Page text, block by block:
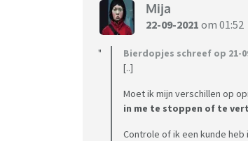
Mija
22-09-2021 om 01:52
Bierdopjes schreef op 21-
[..]
Moet ik mijn verschillen op
in me te stoppen of te
Controle of ik een kunde